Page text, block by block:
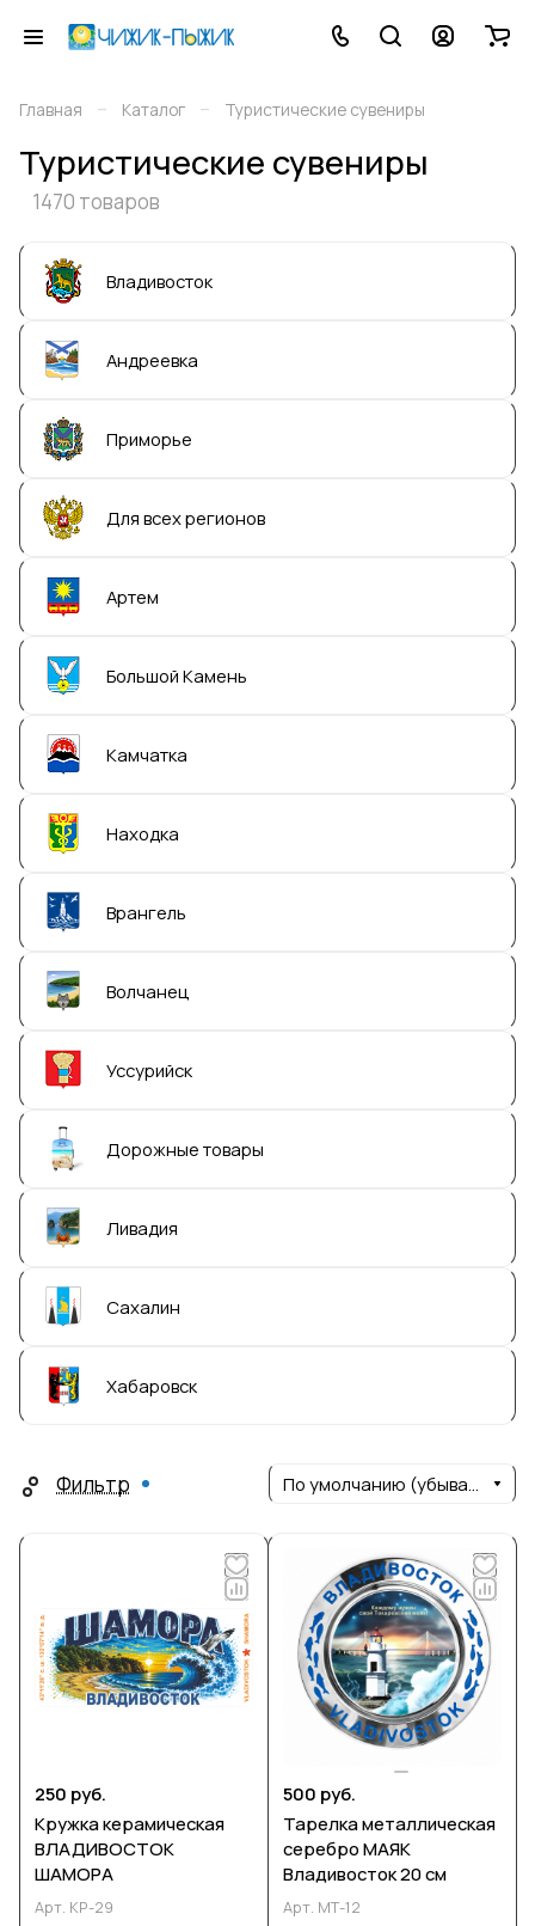
Главная – Каталог – Туристические сувениры
Туристические сувениры
1470 товаров
Владивосток
Андреевка
Приморье
Для всех регионов
Артем
Большой Камень
Камчатка
Находка
Врангель
Волчанец
Уссурийск
Дорожные товары
Ливадия
Сахалин
Хабаровск
Фильтр По умолчанию (убывание)
250 руб.
Кружка керамическая
ВЛАДИВОСТОК
ШАМОРА
Арт. КР-29
500 руб.
Тарелка металлическая
серебро МАЯК
Владивосток 20 см
Арт. МТ-12